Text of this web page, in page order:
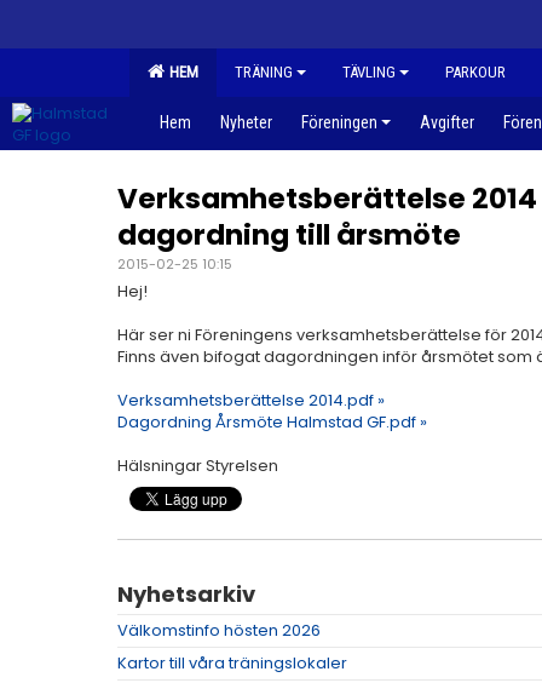
HEM TRÄNING TÄVLING PARKOUR
Hem Nyheter Föreningen Avgifter
Verksamhetsberättelse 2014
dagordning till årsmöte
2015-02-25 10:15
Hej!
Här ser ni Föreningens verksamhetsberättelse för
Finns även bifogat dagordningen inför årsmötet som
Verksamhetsberättelse 2014.pdf »
Dagordning Årsmöte Halmstad GF.pdf »
Hälsningar Styrelsen
Nyhetsarkiv
Välkomstinfo hösten 2026
Kartor till våra träningslokaler